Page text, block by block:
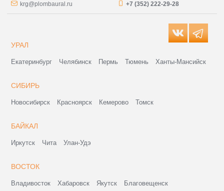
krg@plombaural.ru +7 (352) 222-29-28
УРАЛ
Екатеринбург Челябинск Пермь Тюмень Ханты-Мансийск
СИБИРЬ
Новосибирск Красноярск Кемерово Томск
БАЙКАЛ
Иркутск Чита Улан-Удэ
ВОСТОК
Владивосток Хабаровск Якутск
Благовещенск